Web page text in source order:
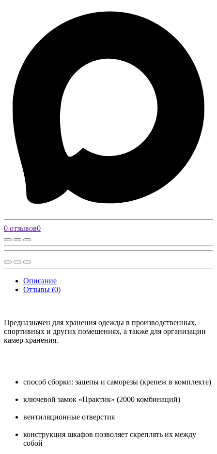
0 отзывов0
Описание
Отзывы (0)
Предназначен для хранения одежды в производственных,
спортивных и других помещениях, а также для организации
камер хранения.
способ сборки: зацепы и саморезы (крепеж в комплекте)
ключевой замок «Практик» (2000 комбинаций)
вентиляционные отверстия
конструкция шкафов позволяет скреплять их между
собой